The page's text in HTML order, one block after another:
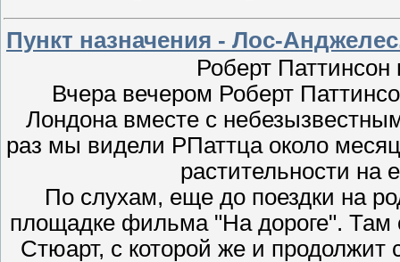
Пункт назначения - Лос-
Роберт
Вчера вечером Роберт
Лондона вместе с
раз мы видели РПаттца около
растительности на
По слухам, еще до поездки на
площадке фильма "На дороге". Там
Стюарт, с которой же и